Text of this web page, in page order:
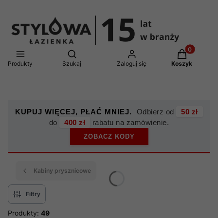
Produkty
Otwórz wyszukiwarkę
Szukaj Zaloguj się
Produkty
Koszyk
KUPUJ WIĘCEJ, PŁAĆ MNIEJ. Odbierz od
50 zł
do
400 zł rabatu na zamówienie.
ZOBACZ KODY
Kabiny prysznicowe
Filtry
Produkty: 49